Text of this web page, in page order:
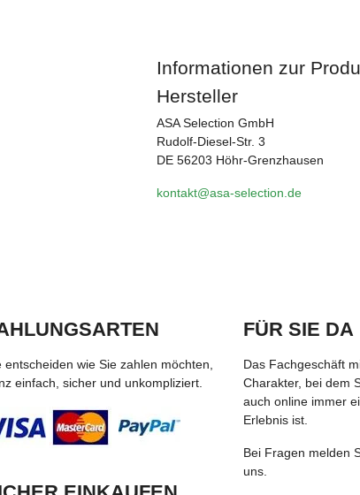
Informationen zur
Hersteller
ASA Selection GmbH
Rudolf-Diesel-Str. 3
DE 56203 Höhr-Grenzhausen
kontakt@asa-selection.de
entscheiden wie Sie zahlen möchten,
einfach, sicher und unkompliziert.
FÜR SIE DA
Das Fachgeschäft
Charakter, bei dem
auch online immer
Erlebnis ist.
Bei Fragen melden
uns.